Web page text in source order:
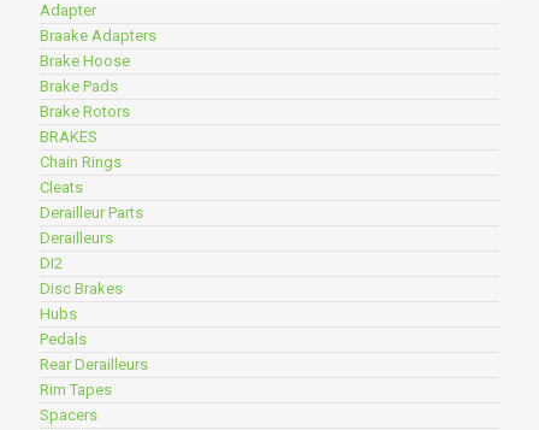
Adapter
Braake Adapters
Brake Hoose
Brake Pads
Brake Rotors
BRAKES
Chain Rings
Cleats
Derailleur Parts
Derailleurs
DI2
Disc Brakes
Hubs
Pedals
Rear Derailleurs
Rim Tapes
Spacers